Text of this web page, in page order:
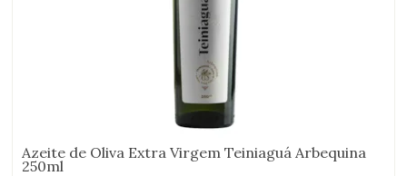
Azeite de Oliva Extra Virgem Teiniaguá Arbequina
250ml